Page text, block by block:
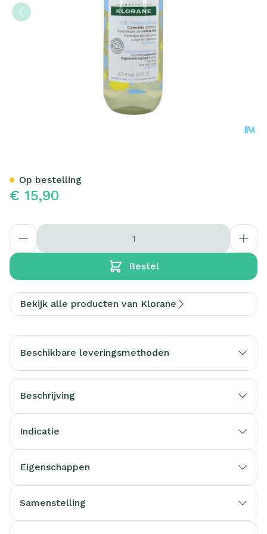
€ 15,90
Aantal
Bestel
Op bestelling
Bekijk alle producten van Klorane
Beschikbare leveringsmethoden
Beschrijving
Indicatie
Eigenschappen
Samenstelling